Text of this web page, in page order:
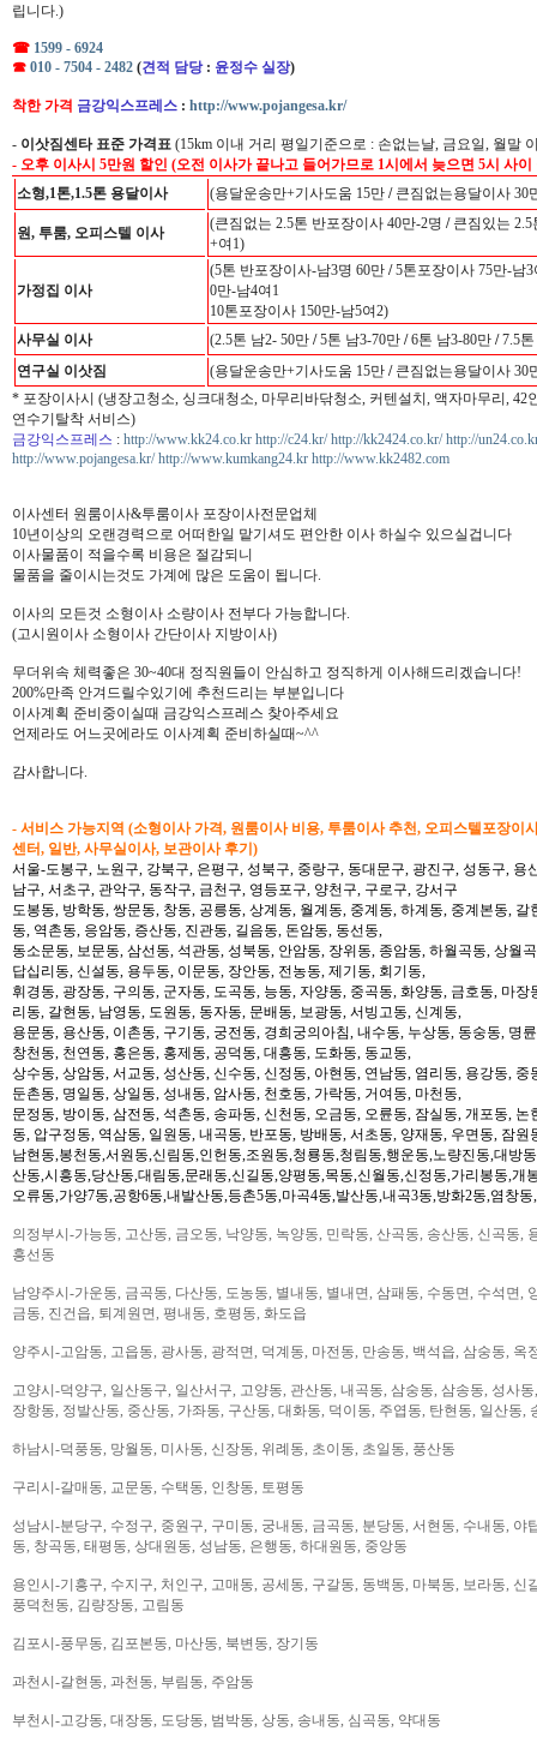
립니다.)
☎ 1599 - 6924
☎ 010 - 7504 - 2482 (견적 담당 : 윤정수 실장)
착한 가격 금강익스프레스 : http://www.pojangesa.kr/
- 이삿짐센타 표준 가격표 (15km 이내 거리 평일기준으로 : 손없는날, 금요일, 월말
- 오후 이사시 5만원 할인 (오전 이사가 끝나고 들어가므로 1시에서 늦으면 5시 사
소형,1톤,1.5톤 용달이사
(용달운송만+기사도움 15만 /큰짐없는용달이사 30
원, 투룸, 오피스텔 이사
(큰짐없는 2.5톤 반포장이사 40만-2명 /큰짐있는 2.5
+여1)
가정집 이사
(5톤 반포장이사-남3명 60만 /5톤포장이사 75만-남3
0만-남4여1
10톤포장이사 150만-남5여2)
사무실 이사
(2.5톤 남2- 50만 /5톤 남3-70만 /6톤 남3-80만 /7.5톤
연구실 이삿짐
(용달운송만+기사도움 15만 /큰짐없는용달이사 30
* 포장이사시 (냉장고청소, 싱크대청소, 마무리바닦청소, 커텐설치, 액자마무리,
연수기탈착 서비스)
금강익스프레스 : http://www.kk24.co.kr http://c24.kr/ http://kk2424.co.kr/ http://
http://www.pojangesa.kr/ http://www.kumkang24.kr http://www.kk2482.com
이사센터 원룸이사&투룸이사 포장이사전문업체
10년이상의 오랜경력으로 어떠한일 맡기셔도 편안한 이사 하실수 있으실겁니다
이사물품이 적을수록 비용은 절감되니
물품을 줄이시는것도 가계에 많은 도움이 됩니다.
이사의 모든것 소형이사 소량이사 전부다 가능합니다.
(고시원이사 소형이사 간단이사 지방이사)
무더위속 체력좋은 30~40대 정직원들이 안심하고 정직하게 이사해드리겠습니다!
200%만족 안겨드릴수있기에 추천드리는 부분입니다
이사계획 준비중이실때 금강익스프레스 찾아주세요
언제라도 어느곳에라도 이사계획 준비하실때~^^
감사합니다.
- 서비스 가능지역 (소형이사 가격, 원룸이사 비용, 투룸이사 추천, 오피스텔포장이
센터, 일반, 사무실이사, 보관이사 후기)
서울-도봉구, 노원구, 강북구, 은평구, 성북구, 중랑구, 동대문구, 광진구, 성동구,
남구, 서초구, 관악구, 동작구, 금천구, 영등포구, 양천구, 구로구, 강서구
도봉동, 방학동, 쌍문동, 창동, 공릉동, 상계동, 월계동, 중계동, 하계동, 중계본동,
동, 역촌동, 응암동, 증산동, 진관동, 길음동, 돈암동, 동선동,
동소문동, 보문동, 삼선동, 석관동, 성북동, 안암동, 장위동, 종암동, 하월곡동, 상월
답십리동, 신설동, 용두동, 이문동, 장안동, 전농동, 제기동, 회기동,
휘경동, 광장동, 구의동, 군자동, 도곡동, 능동, 자양동, 중곡동, 화양동, 금호동, 마
리동, 갈현동, 남영동, 도원동, 동자동, 문배동, 보광동, 서빙고동, 신계동,
용문동, 용산동, 이촌동, 구기동, 궁전동, 경희궁의아침, 내수동, 누상동, 동숭동, 명
창천동, 천연동, 홍은동, 홍제동, 공덕동, 대흥동, 도화동, 동교동,
상수동, 상암동, 서교동, 성산동, 신수동, 신정동, 아현동, 연남동, 염리동, 용강동,
둔촌동, 명일동, 상일동, 성내동, 암사동, 천호동, 가락동, 거여동, 마천동,
문정동, 방이동, 삼전동, 석촌동, 송파동, 신천동, 오금동, 오륜동, 잠실동, 개포동,
동, 압구정동, 역삼동, 일원동, 내곡동, 반포동, 방배동, 서초동, 양재동, 우면동, 잠원
남현동,봉천동,서원동,신림동,인헌동,조원동,청룡동,청림동,행운동,노량진동,대방
산동,시흥동,당산동,대림동,문래동,신길동,양평동,목동,신월동,신정동,가리봉동,개
오류동,가양7동,공항6동,내발산동,등촌5동,마곡4동,발산동,내곡3동,방화2동,염창동
의정부시-가능동, 고산동, 금오동, 낙양동, 녹양동, 민락동, 산곡동, 송산동, 신곡동,
흥선동
남양주시-가운동, 금곡동, 다산동, 도농동, 별내동, 별내면, 삼패동, 수동면, 수석면,
금동, 진건읍, 퇴계원면, 평내동, 호평동, 화도읍
양주시-고암동, 고읍동, 광사동, 광적면, 덕계동, 마전동, 만송동, 백석읍, 삼숭동, 옥
고양시-덕양구, 일산동구, 일산서구, 고양동, 관산동, 내곡동, 삼숭동, 삼송동, 성사
장항동, 정발산동, 중산동, 가좌동, 구산동, 대화동, 덕이동, 주엽동, 탄현동, 일산동,
하남시-덕풍동, 망월동, 미사동, 신장동, 위례동, 초이동, 초일동, 풍산동
구리시-갈매동, 교문동, 수택동, 인창동, 토평동
성남시-분당구, 수정구, 중원구, 구미동, 궁내동, 금곡동, 분당동, 서현동, 수내동,
동, 창곡동, 태평동, 상대원동, 성남동, 은행동, 하대원동, 중앙동
용인시-기흥구, 수지구, 처인구, 고매동, 공세동, 구갈동, 동백동, 마북동, 보라동,
풍덕천동, 김량장동, 고림동
김포시-풍무동, 김포본동, 마산동, 북변동, 장기동
과천시-갈현동, 과천동, 부림동, 주암동
부천시-고강동, 대장동, 도당동, 범박동, 상동, 송내동, 심곡동, 약대동